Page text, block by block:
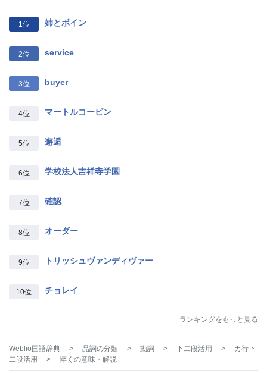
1位 姉とボイン
2位 service
3位 buyer
4位 マートルコービン
5位 邂逅
6位 学校法人吉祥寺学園
7位 確認
8位 オーダー
9位 トリッシュヴァンディヴァー
10位 チョレイ
ランキングをもっと見る
Weblio国語辞典 > 品詞の分類 > 動詞 > 下二段活用 >
カ行下
二段活用
> 悴く の意味・解説